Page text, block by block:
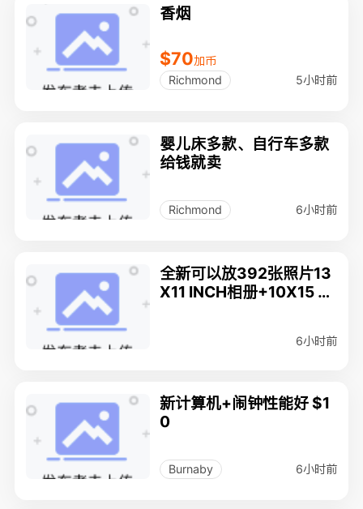
香烟
$70加币
Richmond
5小时前
婴儿床多款、自行车多款
给钱就卖
Richmond 6小时前
全新可以放392张照片13
X11 INCH相册+10X15 C
6小时前
新计算机+闹钟性能好 $1
0
Burnaby 6小时前